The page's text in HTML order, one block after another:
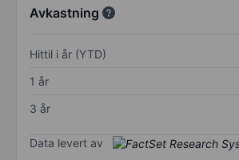
Avkastning
Hittil i år (YTD)
1 år
3 år
Data levert av